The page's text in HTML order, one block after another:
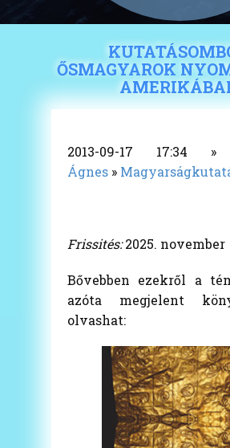
ŐSMAGYAROK
2013-09-17 17:34
Ágnes »
Frissités:2025. november
Bővebben ezekről a
azóta megjelent
olvashat: